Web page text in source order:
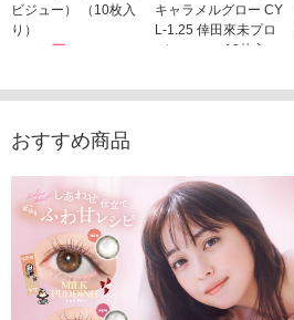
ビジュー） （10枚入
り）
1,760円
キャラメルグロー CY
L-1.25 倖田來未プロ
デュース （10枚入
1,760円(税込)
おすすめ商品